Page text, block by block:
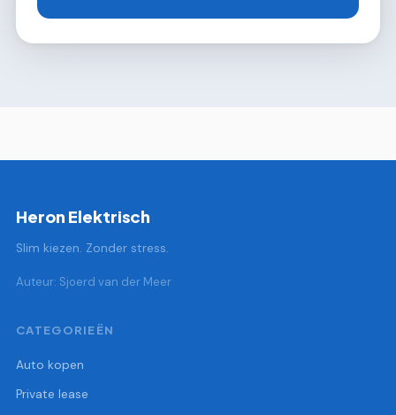
Heron Elektrisch
Slim kiezen. Zonder stress.
Auteur: Sjoerd van der Meer
CATEGORIEËN
Auto kopen
Private lease